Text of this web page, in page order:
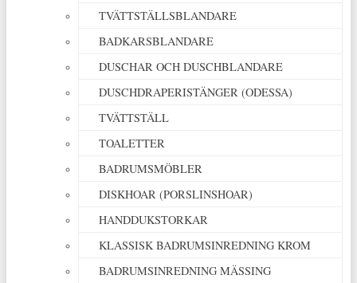
TVÄTTSTÄLLSBLANDARE
BADKARSBLANDARE
DUSCHAR OCH DUSCHBLANDARE
DUSCHDRAPERISTÄNGER (ODESSA)
TVÄTTSTÄLL
TOALETTER
BADRUMSMÖBLER
DISKHOAR (PORSLINSHOAR)
HANDDUKSTORKAR
KLASSISK BADRUMSINREDNING KROM
BADRUMSINREDNING MÄSSING